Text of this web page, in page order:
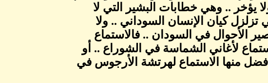
يؤخر .. وهي خطابات البشير التي لا
كيان الإنسان السوداني .. ولا
الأحوال في السودان .. فالاستماع
لأغاني الشماسة في الشوراع .. أو
منها الاستماع لهرتشة الأرجوس في